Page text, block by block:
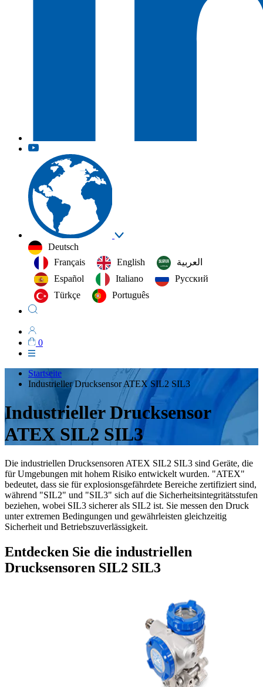
Deutsch
Français
English
العربية‏
Español
Italiano
Русский
Türkçe
Português
0
Startseite
Industrieller Drucksensor ATEX SIL2 SIL3
Industrieller Drucksensor
ATEX SIL2 SIL3
Die industriellen Drucksensoren ATEX SIL2 SIL3 sind Geräte, die
für Umgebungen mit hohem Risiko entwickelt wurden. "ATEX"
bedeutet, dass sie für explosionsgefährdete Bereiche zertifiziert sind,
während "SIL2" und "SIL3" sich auf die Sicherheitsintegritätsstufen
beziehen, wobei SIL3 sicherer als SIL2 ist. Sie messen den Druck
unter extremen Bedingungen und gewährleisten gleichzeitig
Sicherheit und Betriebszuverlässigkeit.
Entdecken Sie die industriellen
Drucksensoren SIL2 SIL3